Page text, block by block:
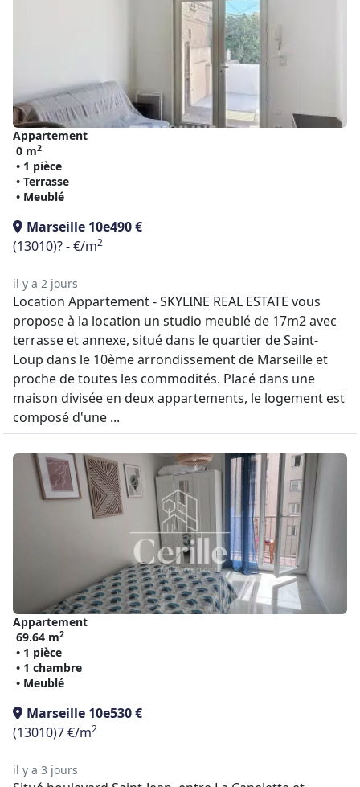
Appartement
0 m2
• 1 pièce
• Terrasse
• Meublé
Marseille 10e490 €
(13010)? - €/m2
il y a 2 jours
Location Appartement - SKYLINE REAL ESTATE vous
propose à la location un studio meublé de 17m2 avec
terrasse et annexe, situé dans le quartier de Saint-
Loup dans le 10ème arrondissement de Marseille et
proche de toutes les commodités. Placé dans une
maison divisée en deux appartements, le logement est
composé d'une ...
Appartement
69.64 m2
• 1 pièce
• 1 chambre
• Meublé
Marseille 10e530 €
(13010)7 €/m2
il y a 3 jours